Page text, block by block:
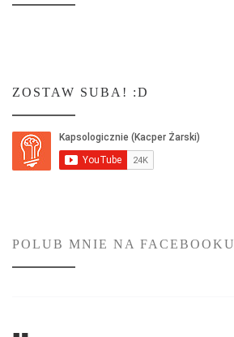
ZOSTAW SUBA! :D
POLUB MNIE NA FACEBOOKU